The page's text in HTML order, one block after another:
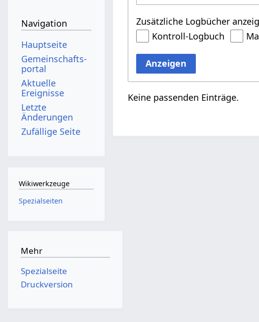
Zusätzliche Logbücher
Kontroll-Logbuch
Anzeigen
Keine passenden Einträge.
Navigation
Hauptseite
Gemeinschafts­
portal
Aktuelle
Ereignisse
Letzte
Änderungen
Zufällige Seite
Wikiwerkzeuge
Spezialseiten
Mehr
Spezialseite
Druckversion